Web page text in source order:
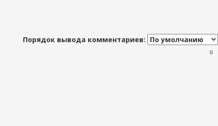
Порядок вывода комментариев:
0